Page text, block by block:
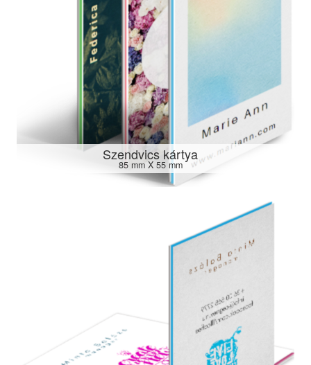
Szendvics kártya
85 mm X 55 mm